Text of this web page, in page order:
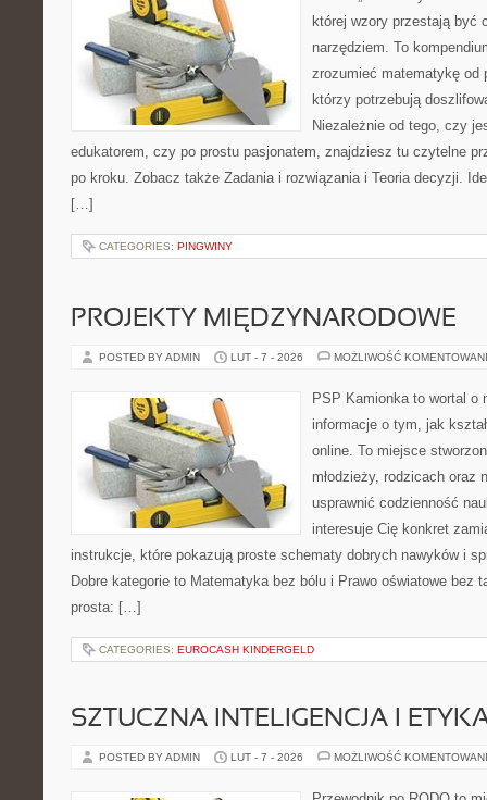
której wzory przestają być
narzędziem. To
zrozumieć matematykę od
którzy potrzebują
Niezależnie od tego, czy
edukatorem, czy po prostu pasjonatem, znajdziesz tu czytelne
po kroku. Zobacz także Zadania i rozwiązania i Teoria decyzji.
[…]
CATEGORIES: PINGWINY
PROJEKTY MIĘDZYNARODOWE
POSTED BY ADMIN LUT - 7 - 2026 MOŻLIWOŚĆ
PSP Kamionka to wortal o
informacje o tym, jak
online. To miejsce
młodzieży, rodzicach
usprawnić codzienność
interesuje Cię konkret
instrukcje, które pokazują proste schematy dobrych nawyków i
Dobre kategorie to Matematyka bez bólu i Prawo oświatowe bez
prosta: […]
CATEGORIES: EUROCASH KINDERGELD
SZTUCZNA INTELIGENCJA I
POSTED BY ADMIN LUT - 7 - 2026 MOŻLIWOŚĆ